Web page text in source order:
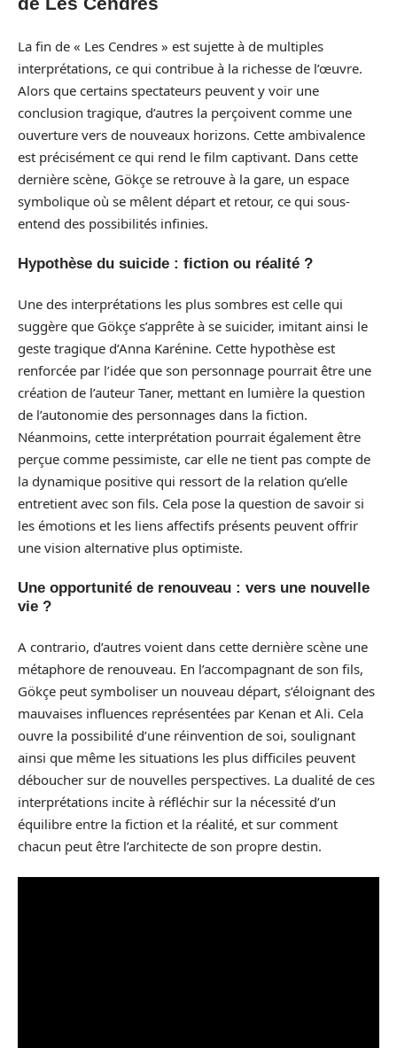
La fin de « Les Cendres » est sujette à de multiples
interprétations, ce qui contribue à la richesse de l’œuvre.
Alors que certains spectateurs peuvent y voir une
conclusion tragique, d’autres la perçoivent comme une
ouverture vers de nouveaux horizons. Cette ambivalence
est précisément ce qui rend le film captivant. Dans cette
dernière scène, Gökçe se retrouve à la gare, un espace
symbolique où se mêlent départ et retour, ce qui sous-
entend des possibilités infinies.
Hypothèse du suicide : fiction ou réalité ?
Une des interprétations les plus sombres est celle qui
suggère que Gökçe s’apprête à se suicider, imitant ainsi le
geste tragique d’Anna Karénine. Cette hypothèse est
renforcée par l’idée que son personnage pourrait être une
création de l’auteur Taner, mettant en lumière la question
de l’autonomie des personnages dans la fiction.
Néanmoins, cette interprétation pourrait également être
perçue comme pessimiste, car elle ne tient pas compte de
la dynamique positive qui ressort de la relation qu’elle
entretient avec son fils. Cela pose la question de savoir si
les émotions et les liens affectifs présents peuvent offrir
une vision alternative plus optimiste.
Une opportunité de renouveau : vers une nouvelle
vie ?
A contrario, d’autres voient dans cette dernière scène une
métaphore de renouveau. En l’accompagnant de son fils,
Gökçe peut symboliser un nouveau départ, s’éloignant des
mauvaises influences représentées par Kenan et Ali. Cela
ouvre la possibilité d’une réinvention de soi, soulignant
ainsi que même les situations les plus difficiles peuvent
déboucher sur de nouvelles perspectives. La dualité de ces
interprétations incite à réfléchir sur la nécessité d’un
équilibre entre la fiction et la réalité, et sur comment
chacun peut être l’architecte de son propre destin.